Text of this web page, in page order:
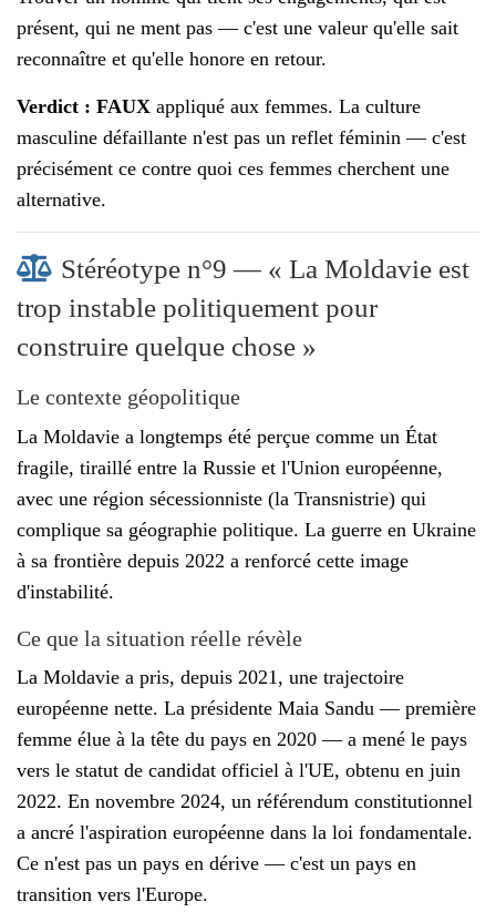
présent, qui ne ment pas — c'est une valeur qu'elle sait
reconnaître et qu'elle honore en retour.
Verdict : FAUX appliqué aux femmes. La culture
masculine défaillante n'est pas un reflet féminin — c'est
précisément ce contre quoi ces femmes cherchent une
alternative.
Stéréotype n°9 — « La Moldavie est
trop instable politiquement pour
construire quelque chose »
Le contexte géopolitique
La Moldavie a longtemps été perçue comme un État
fragile, tiraillé entre la Russie et l'Union européenne,
avec une région sécessionniste (la Transnistrie) qui
complique sa géographie politique. La guerre en Ukraine
à sa frontière depuis 2022 a renforcé cette image
d'instabilité.
Ce que la situation réelle révèle
La Moldavie a pris, depuis 2021, une trajectoire
européenne nette. La présidente Maia Sandu — première
femme élue à la tête du pays en 2020 — a mené le pays
vers le statut de candidat officiel à l'UE, obtenu en juin
2022. En novembre 2024, un référendum constitutionnel
a ancré l'aspiration européenne dans la loi fondamentale.
Ce n'est pas un pays en dérive — c'est un pays en
transition vers l'Europe.